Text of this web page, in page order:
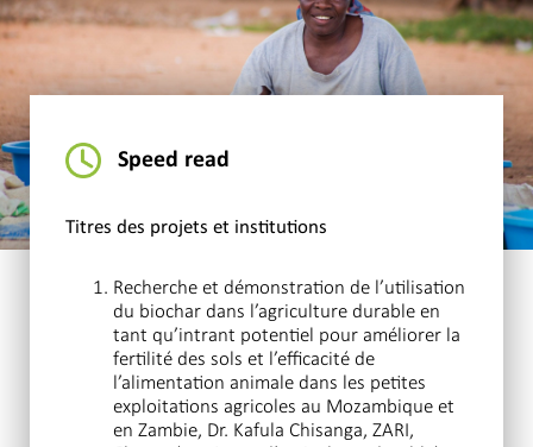
Speed read
Titres des projets et institutions
Recherche et démonstration de l’utilisation
du biochar dans l’agriculture durable en
tant qu’intrant potentiel pour améliorer la
fertilité des sols et l’efficacité de
l’alimentation animale dans les petites
exploitations agricoles au Mozambique et
en Zambie, Dr. Kafula Chisanga, ZARI,